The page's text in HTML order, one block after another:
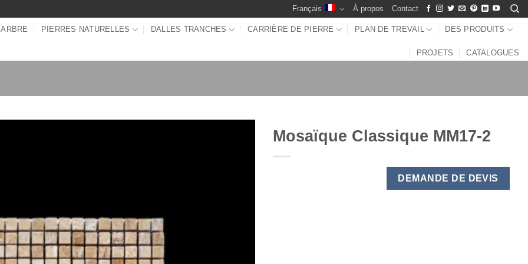
Français À propos Contact
PIERRES NATURELLES DALLES TRANCHES CARRIÈRE DE PIERRE PLAN DE TREVAIL DES PRODUITS
PROJETS CATALOGUES
Mosaïque Classique MM17-2
DEMANDE DE DEVIS